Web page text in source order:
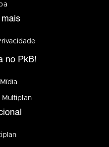
no PkB!
Multiplan